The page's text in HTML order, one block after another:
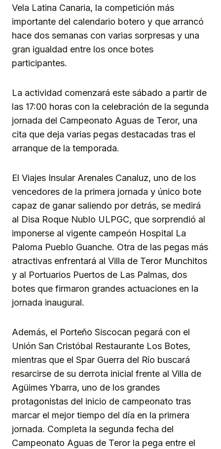
Vela Latina Canaria, la competición más
importante del calendario botero y que arrancó
hace dos semanas con varias sorpresas y una
gran igualdad entre los once botes
participantes.
La actividad comenzará este sábado a partir de
las 17:00 horas con la celebración de la segunda
jornada del Campeonato Aguas de Teror, una
cita que deja varias pegas destacadas tras el
arranque de la temporada.
El Viajes Insular Arenales Canaluz, uno de los
vencedores de la primera jornada y único bote
capaz de ganar saliendo por detrás, se medirá
al Disa Roque Nublo ULPGC, que sorprendió al
imponerse al vigente campeón Hospital La
Paloma Pueblo Guanche. Otra de las pegas más
atractivas enfrentará al Villa de Teror Munchitos
y al Portuarios Puertos de Las Palmas, dos
botes que firmaron grandes actuaciones en la
jornada inaugural.
Además, el Porteño Siscocan pegará con el
Unión San Cristóbal Restaurante Los Botes,
mientras que el Spar Guerra del Río buscará
resarcirse de su derrota inicial frente al Villa de
Agüimes Ybarra, uno de los grandes
protagonistas del inicio de campeonato tras
marcar el mejor tiempo del día en la primera
jornada. Completa la segunda fecha del
Campeonato Aguas de Teror la pega entre el